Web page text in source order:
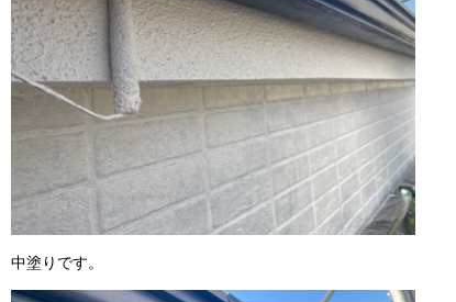
中塗りです。